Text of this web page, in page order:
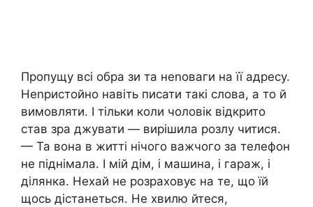
Пропущу всі обра зи та неnоваги на її адресу.
Неnристойно навіть писати такі слова, а то й
вимовляти. І тільки коли чоловік відкрито
став зра джувати — вирішила розлу читися.
— Та вона в житті нічого важчого за телефон
не піднімала. І мій дім, і машина, і гараж, і
ділянка. Нехай не розраховує на те, що їй
щось дістанеться. Не хвилю йтеся,